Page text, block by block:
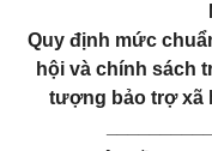
Quy định mức
hội và chính sách
tượng bảo trợ xã